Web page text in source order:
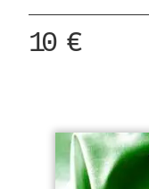
10 €